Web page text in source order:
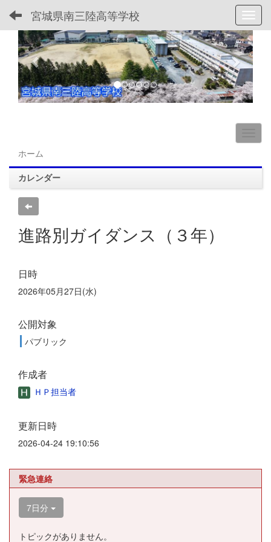
宮城県南三陸高等学校
p
r
e
v
i
s
n
e
x
t
ホーム
カレンダー
進路別ガイダンス（３年）
日時
2026年05月27日(水)
公開対象
パブリック
作成者
ＨＰ担当者
更新日時
2026-04-24 19:10:56
緊急連絡
7日分
トピックがありません。